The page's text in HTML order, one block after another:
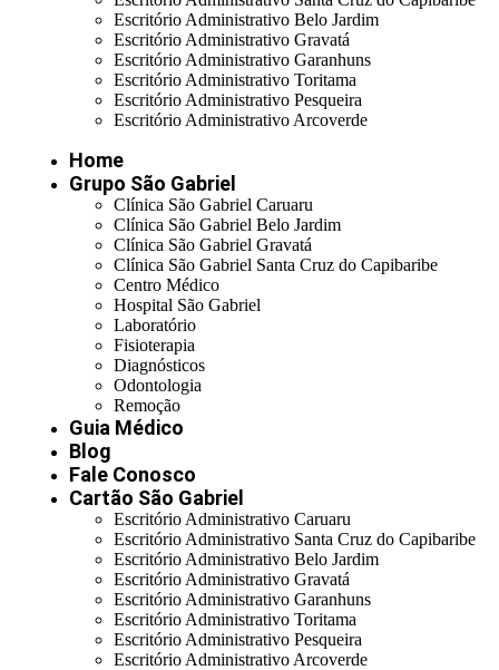
Escritório Administrativo Belo Jardim
Escritório Administrativo Gravatá
Escritório Administrativo Garanhuns
Escritório Administrativo Toritama
Escritório Administrativo Pesqueira
Escritório Administrativo Arcoverde
Home
Grupo São Gabriel
Clínica São Gabriel Caruaru
Clínica São Gabriel Belo Jardim
Clínica São Gabriel Gravatá
Clínica São Gabriel Santa Cruz do Capibaribe
Centro Médico
Hospital São Gabriel
Laboratório
Fisioterapia
Diagnósticos
Odontologia
Remoção
Guia Médico
Blog
Fale Conosco
Cartão São Gabriel
Escritório Administrativo Caruaru
Escritório Administrativo Santa Cruz do Capibaribe
Escritório Administrativo Belo Jardim
Escritório Administrativo Gravatá
Escritório Administrativo Garanhuns
Escritório Administrativo Toritama
Escritório Administrativo Pesqueira
Escritório Administrativo Arcoverde